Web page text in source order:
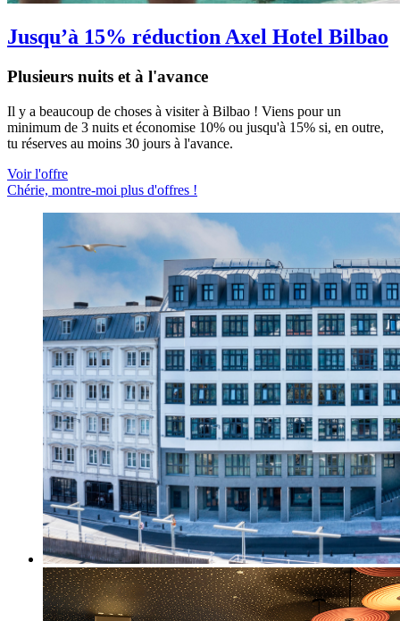
Jusqu’à 15% réduction Axel Hotel Bilbao
Plusieurs nuits et à l'avance
Il y a beaucoup de choses à visiter à Bilbao ! Viens pour un
minimum de 3 nuits et économise 10% ou jusqu'à 15% si, en outre,
tu réserves au moins 30 jours à l'avance.
Voir l'offre
Chérie, montre-moi plus d'offres !